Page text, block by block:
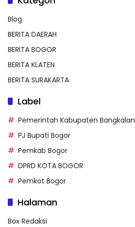
Blog
BERITA DAERAH
BERITA BOGOR
BERITA KLATEN
BERITA SURAKARTA
Label
Pemerintah Kabupaten Bangkalan
PJ Bupati Bogor
Pemkab Bogor
DPRD KOTA BOGOR
Pemkot Bogor
Halaman
Box Redaksi